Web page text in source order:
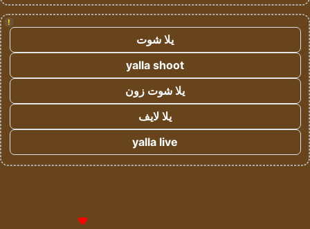
!
يلا شوت
yalla shoot
يلا شوت زون
يلا لايف
yalla live